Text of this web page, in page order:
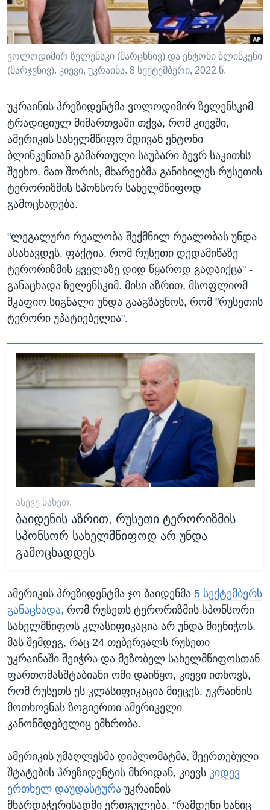
ᲡᲢᲣᲓᲘᲐ ᲕᲐᲨᲘᲜᲒᲢᲝᲜᲘ
ᲔᲙᲝᲜᲝᲛᲘᲙᲐ
ᲯᲐᲜᲛᲠᲗᲔᲚᲝᲑᲐ
ᲛᲔᲪᲜᲘᲔᲠᲔᲑᲐ
ᲘᲜᲢᲔᲠᲕᲘᲣ
ᲒᲐᲚᲘᲚᲔᲝ
ᲓᲔᲖᲘᲜᲤᲝᲠᲛᲐᲪᲘᲐ
Learning English
ᲗᲕᲐᲚᲘ ᲒᲕᲐᲓᲔᲕᲜᲔᲗ
ენები
ვოლოდიმირ ზელენსკი (მარცხნივ) და ენტონი ბლინკენი
(მარჯვნივ). კიევი, უკრაინა. 8 სექტემბერი, 2022 წ.
უკრაინის პრეზიდენტმა ვოლოდიმირ ზელენსკიმ
ტრადიციულ მიმართვაში თქვა, რომ კიევში,
ამერიკის სახელმწიფო მდივან ენტონი
ბლინკენთან გამართული საუბარი ბევრ საკითხს
შეეხო. მათ შორის, მხარეებმა განიხილეს რუსეთის
ტერორიზმის სპონსორ სახელმწიფოდ
გამოცხადება.
"ლეგალური რეალობა შექმნილ რეალობას უნდა
ასახავდეს. ფაქტია, რომ რუსეთი დედამიწაზე
ტერორიზმის ყველაზე დიდ წყაროდ გადაიქცა" -
განაცხადა ზელენსკიმ. მისი აზრით, მსოფლიომ
მკაფიო სიგნალი უნდა გააგზავნოს, რომ "რუსეთის
ტერორი უპატიებელია".
ᲐᲡᲔᲕᲔ ᲜᲐᲮᲔᲗ:
ბაიდენის აზრით, რუსეთი ტერორიზმის
სპონსორ სახელმწიფოდ არ უნდა
გამოცხადდეს
ამერიკის პრეზიდენტმა ჯო ბაიდენმა 5 სექტემბერს
განაცხადა, რომ რუსეთს ტერორიზმის სპონსორი
სახელმწიფოს კლასიფიკაცია არ უნდა მიენიჭოს.
მას შემდეგ, რაც 24 თებერვალს რუსეთი
უკრაინაში შეიჭრა და მეზობელ სახელმწიფოსთან
ფართომასშტაბიანი ომი დაიწყო, კიევი ითხოვს,
რომ რუსეთს ეს კლასიფიკაცია მიეცეს. უკრაინის
მოთხოვნას ზოგიერთი ამერიკელი
კანონმდებელიც ემხრობა.
ამერიკის უმაღლესმა დიპლომატმა, შეერთებული
შტატების პრეზიდენტის მხრიდან, კიევს კიდევ
ერთხელ დაუდასტურა უკრაინის
მხარდაჭერისადმი ერთგულება, "რამდენი ხანიც